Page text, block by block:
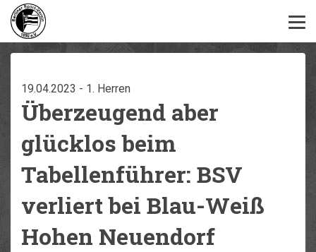
19.04.2023 - 1. Herren
Überzeugend aber
glücklos beim
Tabellenführer: BSV
verliert bei Blau-Weiß
Hohen Neuendorf